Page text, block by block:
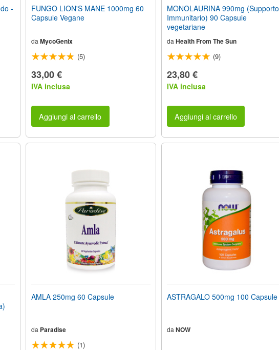
-
FUNGO LION'S MANE 1000mg 60
Capsule Vegane
daMycoGenix
(5)
33,00 €
IVA inclusa
Aggiungi al carrello
MONOLAURINA 990mg (Supporto
Immunitario) 90 Capsule
vegetariane
da Health From The Sun
(9)
23,80 €
IVA inclusa
Aggiungi al carrello
AMLA 250mg 60 Capsule
da Paradise
(1)
ASTRAGALO 500mg 100 Capsule
da NOW